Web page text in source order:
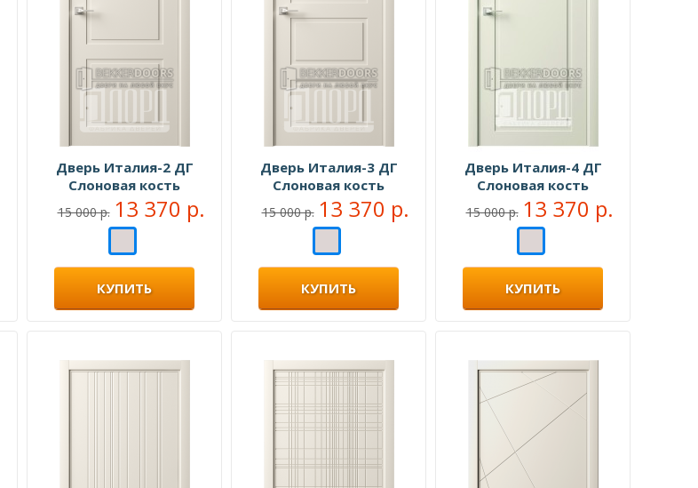
Дверь Италия-2 ДГ
Слоновая кость
15 000 р. 13 370 р.
КУПИТЬ
Дверь Италия-3 ДГ
Слоновая кость
15 000 р. 13 370 р.
КУПИТЬ
Дверь Италия-4 ДГ
Слоновая кость
15 000 р. 13 370 р.
КУПИТЬ